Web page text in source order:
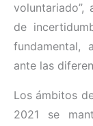
voluntariado”,
de
fundamental,
ante las
Los ámbitos
2021 se